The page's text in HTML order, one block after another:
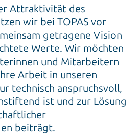
Attraktivität des
wir bei TOPAS vor
getragene Vision
Werte. Wir möchten
und Mitarbeitern
Arbeit in unseren
technisch anspruchsvoll,
ist und zur Lösung
beiträgt.